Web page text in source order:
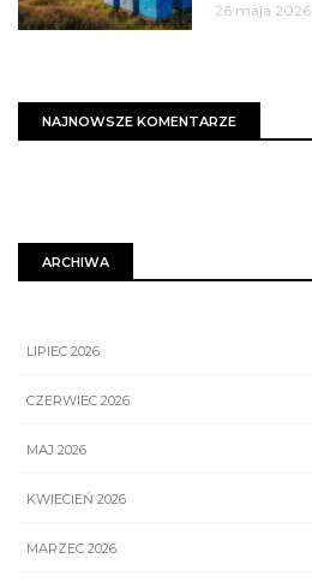
26 maja 2026
NAJNOWSZE KOMENTARZE
ARCHIWA
LIPIEC 2026
CZERWIEC 2026
MAJ 2026
KWIECIEŃ 2026
MARZEC 2026